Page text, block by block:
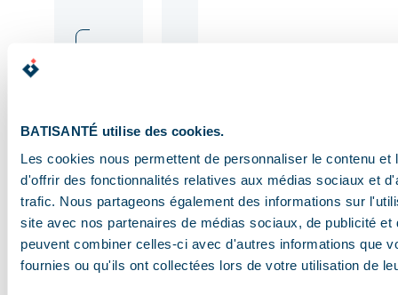
BATISANTÉ utilise des cookies.
Les cookies nous permettent de personnaliser le contenu et
d'offrir des fonctionnalités relatives aux médias sociaux et
trafic. Nous partageons également des informations sur
site avec nos partenaires de médias sociaux, de publicité et
peuvent combiner celles-ci avec d'autres informations que
fournies ou qu'ils ont collectées lors de votre utilisation de
u
r
i
r
n
o
r